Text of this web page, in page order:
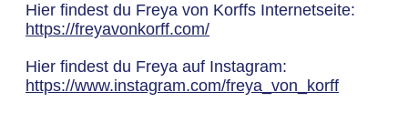
Hier findest du Freya von Korffs Internetseite:
https://freyavonkorff.com/
Hier findest du Freya auf Instagram:
https://www.instagram.com/freya_von_korff